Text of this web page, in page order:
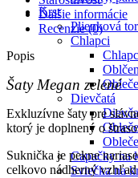
Krst
Plienková
Chlapci
Dievčatá
Capačky na
Sviečka na
Ďalšie informácie
Recenzie (0)
Popis
Šaty Megan zelené
Exkluzívne šaty pre
ktorý je doplnený o
Suknička je pekne
celkovo nádherný vzhľad